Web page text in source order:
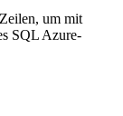
um mit
SQL Azure-